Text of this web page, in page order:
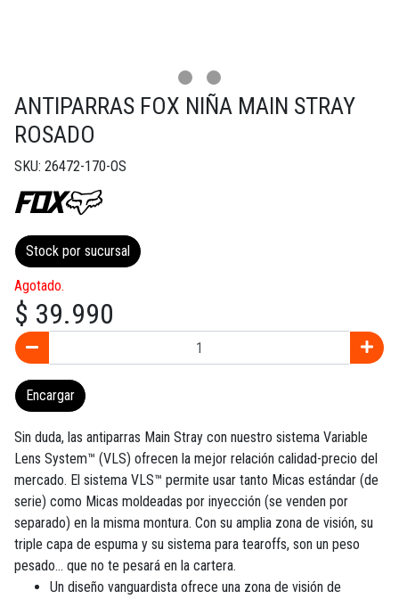
ANTIPARRAS FOX NIÑA MAIN STRAY
ROSADO
SKU: 26472-170-OS
Stock por sucursal
Agotado.
$ 39.990
Encargar
Sin duda, las antiparras Main Stray con nuestro sistema Variable
Lens System™ (VLS) ofrecen la mejor relación calidad-precio del
mercado. El sistema VLS™ permite usar tanto Micas estándar (de
serie) como Micas moldeadas por inyección (se venden por
separado) en la misma montura. Con su amplia zona de visión, su
triple capa de espuma y su sistema para tearoffs, son un peso
pesado... que no te pesará en la cartera.
Un diseño vanguardista ofrece una zona de visión de